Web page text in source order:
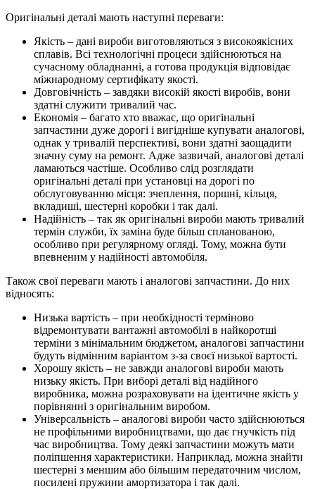
Оригінальні деталі мають наступні переваги:
Якість – дані вироби виготовляються з високоякісних
сплавів. Всі технологічні процеси здійснюються на
сучасному обладнанні, а готова продукція відповідає
міжнародному сертифікату якості.
Довговічність – завдяки високій якості виробів, вони
здатні служити тривалий час.
Економія – багато хто вважає, що оригінальні
запчастини дуже дорогі і вигідніше купувати аналогові,
однак у тривалій перспективі, вони здатні заощадити
значну суму на ремонт. Адже зазвичай, аналогові деталі
ламаються частіше. Особливо слід розглядати
оригінальні деталі при установці на дорогі по
обслуговуванню місця: зчеплення, поршні, кільця,
вкладиші, шестерні коробки і так далі.
Надійність – так як оригінальні вироби мають тривалий
термін служби, їх заміна буде більш спланованою,
особливо при регулярному огляді. Тому, можна бути
впевненим у надійності автомобіля.
Також свої переваги мають і аналогові запчастини. До них
відносять:
Низька вартість – при необхідності терміново
відремонтувати вантажні автомобілі в найкоротші
терміни з мінімальним бюджетом, аналогові запчастини
будуть відмінним варіантом з-за своєї низької вартості.
Хорошу якість – не завжди аналогові вироби мають
низьку якість. При виборі деталі від надійного
виробника, можна розраховувати на ідентичне якість у
порівнянні з оригінальним виробом.
Універсальність – аналогові вироби часто здійснюються
не профільними виробництвами, що дає гнучкість під
час виробництва. Тому деякі запчастини можуть мати
поліпшення характеристики. Наприклад, можна знайти
шестерні з меншим або більшим передаточним числом,
посилені пружини амортизатора і так далі.